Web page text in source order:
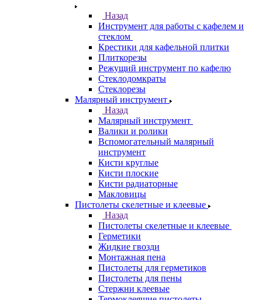
Назад
Инструмент для работы с кафелем и
стеклом
Крестики для кафельной плитки
Плиткорезы
Режущий инструмент по кафелю
Стеклодомкраты
Стеклорезы
Малярный инструмент
Назад
Малярный инструмент
Валики и ролики
Вспомогательный малярный
инструмент
Кисти круглые
Кисти плоские
Кисти радиаторные
Макловицы
Пистолеты скелетные и клеевые
Назад
Пистолеты скелетные и клеевые
Герметики
Жидкие гвозди
Монтажная пена
Пистолеты для герметиков
Пистолеты для пены
Стержни клеевые